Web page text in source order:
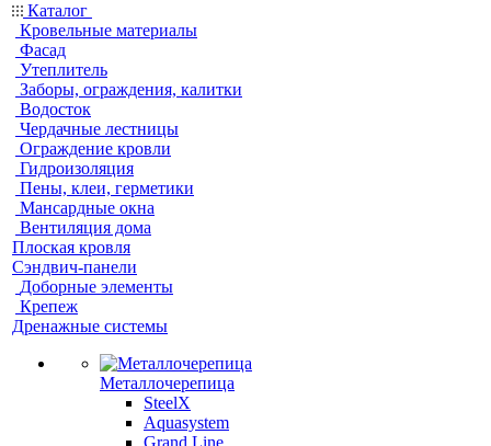
Каталог
Кровельные материалы
Фасад
Утеплитель
Заборы, ограждения, калитки
Водосток
Чердачные лестницы
Ограждение кровли
Гидроизоляция
Пены, клеи, герметики
Мансардные окна
Вентиляция дома
Плоская кровля
Сэндвич-панели
Доборные элементы
Крепеж
Дренажные системы
Металлочерепица
SteelX
Aquasystem
Grand Line